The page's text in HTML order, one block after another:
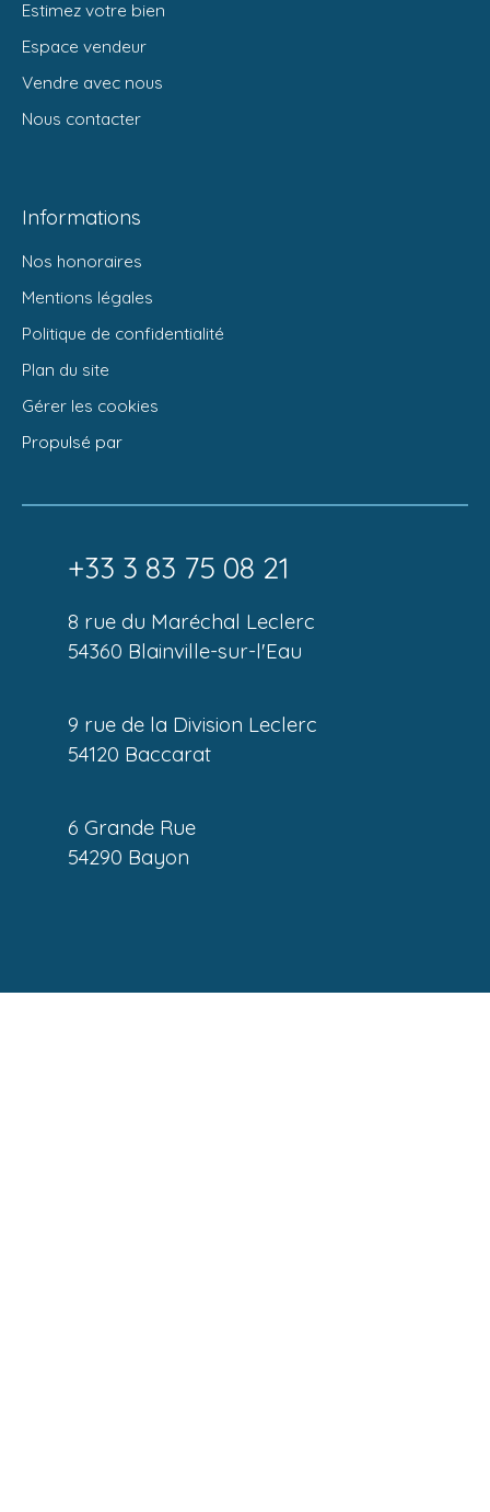
Estimez votre bien
Espace vendeur
Vendre avec nous
Nous contacter
Informations
Nos honoraires
Mentions légales
Politique de confidentialité
Plan du site
Gérer les cookies
Propulsé par
+33 3 83 75 08 21
8 rue du Maréchal Leclerc
54360 Blainville-sur-l'Eau
9 rue de la Division Leclerc
54120 Baccarat
6 Grande Rue
54290 Bayon